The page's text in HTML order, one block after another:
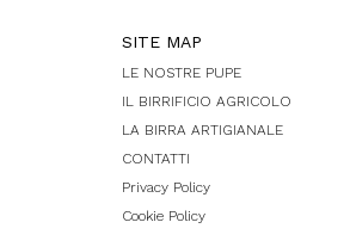
SITE MAP
LE NOSTRE PUPE
IL BIRRIFICIO AGRICOLO
LA BIRRA ARTIGIANALE
CONTATTI
Privacy Policy
Cookie Policy